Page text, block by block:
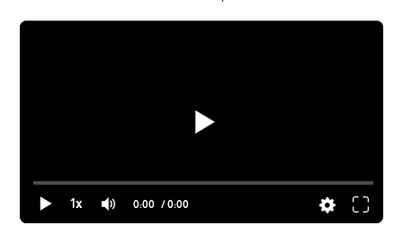
1x 0:00 / 0:00